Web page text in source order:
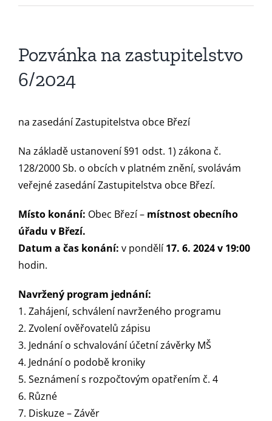
Pozvánka na zastupitelstvo
6/2024
na zasedání Zastupitelstva obce Březí
Na základě ustanovení §91 odst. 1) zákona č.
128/2000 Sb. o obcích v platném znění, svolávám
veřejné zasedání Zastupitelstva obce Březí.
Místo konání: Obec Březí – místnost obecního
úřadu v Březí.
Datum a čas konání: v pondělí17. 6. 2024 v 19:00
hodin.
Navržený program jednání:
1. Zahájení, schválení navrženého programu
2. Zvolení ověřovatelů zápisu
3. Jednání o schvalování účetní závěrky MŠ
4. Jednání o podobě kroniky
5. Seznámení s rozpočtovým opatřením č. 4
6. Různé
7. Diskuze – Závěr